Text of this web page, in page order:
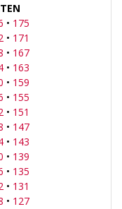
• 175
• 171
• 167
• 163
• 159
• 155
• 151
• 147
• 143
• 139
• 135
• 131
• 127